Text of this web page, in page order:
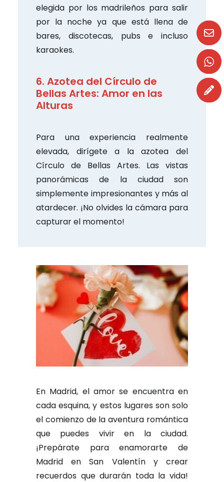
elegida por los madrileños para salir
por la noche ya que está llena de
bares, discotecas, pubs e incluso
karaokes.
6. Azotea del Círculo de
Bellas Artes: Amor en las
Alturas
Para una experiencia realmente
elevada, dirígete a la azotea del
Círculo de Bellas Artes. Las vistas
panorámicas de la ciudad son
simplemente impresionantes y más al
atardecer. ¡No olvides la cámara para
capturar el momento!
En Madrid, el amor se encuentra en
cada esquina, y estos lugares son solo
el comienzo de la aventura romántica
que puedes vivir en la ciudad.
¡Prepárate para enamorarte de
Madrid en San Valentín y crear
recuerdos que durarán toda la vida!